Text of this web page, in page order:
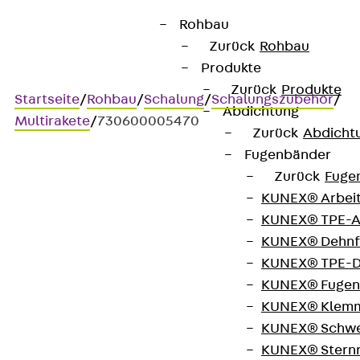
Rohbau
Zurück Rohbau
Produkte
Zurück Produkte
Abdichtung
Zurück
Fugenbänder
Zurück
KUNEX®
KUNEX®
KUNEX®
KUNEX®
KUNEX®
KUNEX®
KUNEX®
KUNEX®
Startseite/Rohbau/Schalung/Schalungszubehör/
Multirakete/730600005470